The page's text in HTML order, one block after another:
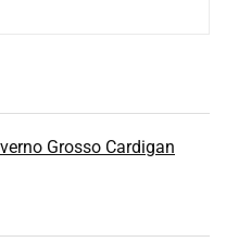
Grosso Cardigan